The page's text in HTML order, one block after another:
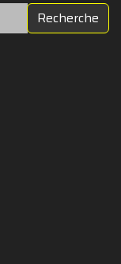
Recherche